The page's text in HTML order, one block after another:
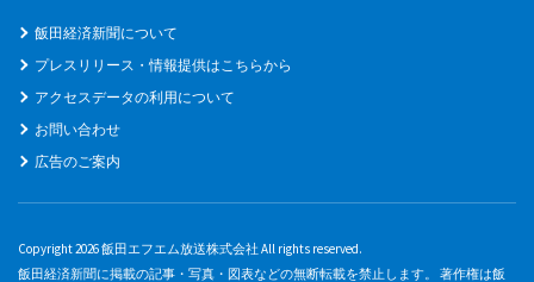
飯田経済新聞について
プレスリリース・情報提供はこちらから
アクセスデータの利用について
お問い合わせ
広告のご案内
Copyright 2026 飯田エフエム放送株式会社 All rights reserved.
飯田経済新聞に掲載の記事・写真・図表などの無断転載を禁止します。 著作権は飯